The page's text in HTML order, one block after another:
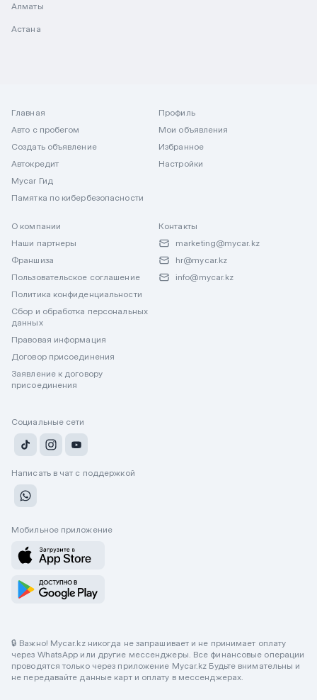
Алматы
Астана
Главная
Авто с пробегом
Создать объявление
Автокредит
Mycar Гид
Памятка по кибербезопасности
Профиль
Мои объявления
Избранное
Настройки
О компании
Наши партнеры
Франшиза
Пользовательское соглашение
Политика конфиденциальности
Сбор и обработка персональных
данных
Правовая информация
Договор присоединения
Заявление к договору
присоединения
Контакты
marketing@mycar.kz
hr@mycar.kz
info@mycar.kz
Социальные сети
Написать в чат с поддержкой
Мобильное приложение
🔒 Важно! Mycar.kz никогда не запрашивает и не принимает оплату
через WhatsApp или другие мессенджеры. Все финансовые операции
проводятся только через приложение Mycar.kz Будьте внимательны и
не передавайте данные карт и оплату в мессенджерах.